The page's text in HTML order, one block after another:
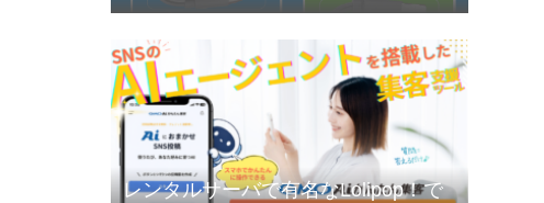
乾電池型バッテリー」の購入検討に
ついて❣
レンタルサーバで有名なLolipop！で